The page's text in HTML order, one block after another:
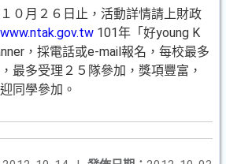
０月２６日止，活動詳情請上財政
www.ntak.gov.tw 101年「好young K
，採電話或e-mail報名，每校最多
最多受理２５隊參加，獎項豐富，
同學參加。